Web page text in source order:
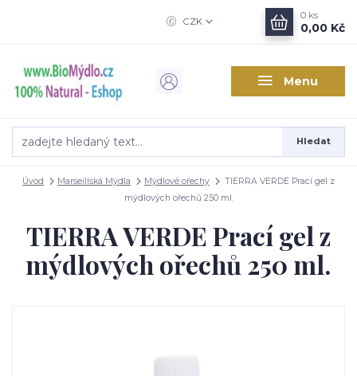
Menu
CZK
Hledat
0 ks
0,00 Kč
Úvod Marseillská Mýdla Mýdlové ořechy
TIERRA VERDE Prací gel z
mýdlových ořechů 250 ml.
TIERRA VERDE Prací gel z
mýdlových ořechů 250 ml.